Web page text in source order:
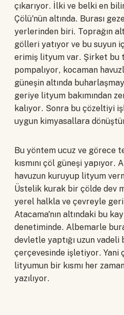
çıkarıyor. İlki ve belki en
Çölü'nün altında. Burası
yerlerinden biri. Toprağın
gölleri yatıyor ve bu suyun
erimiş lityum var. Şirket bu
pompalıyor, kocaman
güneşin altında
geriye lityum bakımından
kalıyor. Sonra bu çözeltiyi
uygun kimyasallara
Bu yöntem ucuz ve görece
kısmını çöl güneşi yapıyor.
havuzun kuruyup lityum
Üstelik kurak bir çölde dev
yerel halkla ve çevreyle
Atacama'nın altındaki bu
denetiminde. Albemarle
devletle yaptığı uzun vadeli
çerçevesinde işletiyor. Yani
lityumun bir kısmı her
yazılıyor.